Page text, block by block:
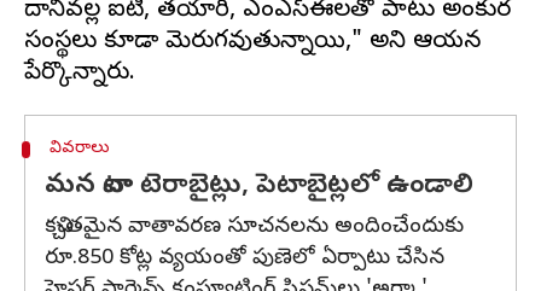
దానివల్ల ఐటీ, తయారీ, ఎంఎస్ఈలతో పాటు అంకుర
సంస్థలు కూడా మెరుగవుతున్నాయి," అని ఆయన
వివరాలు
మన వాటా టెరాబైట్లు, పెటాబైట్లలో ఉండాలి
కచ్చితమైన వాతావరణ సూచనలను అందించేందుకు
రూ.850 కోట్ల వ్యయంతో పుణెలో ఏర్పాటు చేసిన